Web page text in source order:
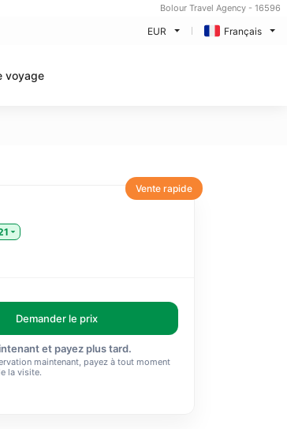
Bolour Travel Agency - 16596
EUR Français
voyage
Vente rapide
Demander le prix
et payez plus tard.
maintenant, payez à tout moment
la visite.